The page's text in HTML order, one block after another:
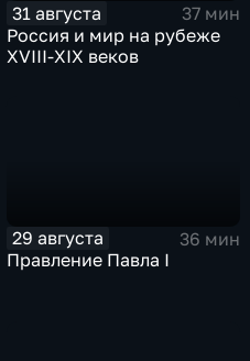
31 августа
37 мин
Россия и мир на рубеже
XVIII-XIX веков
29 августа
36 мин
Правление Павла I